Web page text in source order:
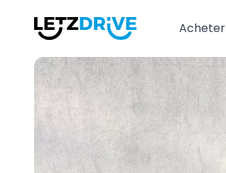
Acheter